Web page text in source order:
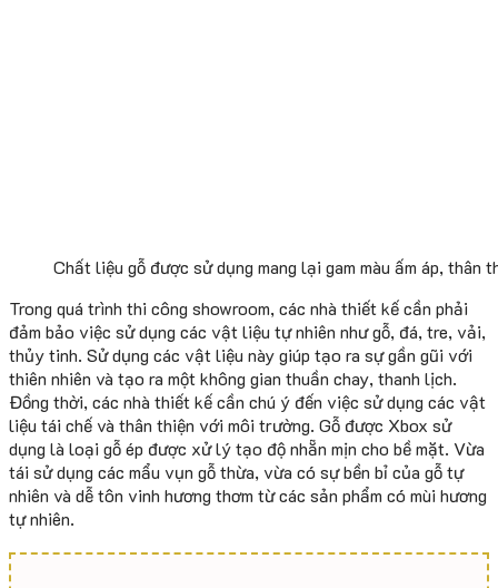
Chất liệu gỗ được sử dụng mang lại gam màu ấm áp, thân
Trong quá trình thi công showroom, các nhà thiết kế cần phải
đảm bảo việc sử dụng các vật liệu tự nhiên như gỗ, đá, tre, vải,
thủy tinh. Sử dụng các vật liệu này giúp tạo ra sự gần gũi với
thiên nhiên và tạo ra một không gian thuần chay, thanh lịch.
Đồng thời, các nhà thiết kế cần chú ý đến việc sử dụng các vật
liệu tái chế và thân thiện với môi trường. Gỗ được Xbox sử
dụng là loại gỗ ép được xử lý tạo độ nhẵn mịn cho bề mặt. Vừa
tái sử dụng các mẩu vụn gỗ thừa, vừa có sự bền bỉ của gỗ tự
nhiên và dễ tôn vinh hương thơm từ các sản phẩm có mùi hương
tự nhiên.